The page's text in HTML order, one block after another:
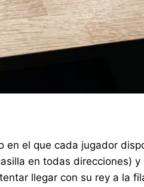
el que cada jugador
en todas direcciones) y
llegar con su rey a la